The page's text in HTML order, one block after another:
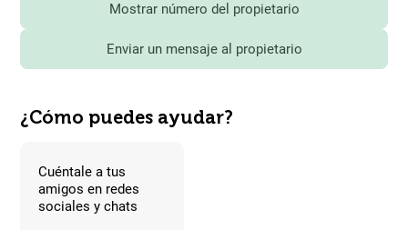
Mostrar número del propietario
Enviar un mensaje al propietario
¿Cómo puedes ayudar?
Cuéntale a tus
amigos en redes
sociales y chats